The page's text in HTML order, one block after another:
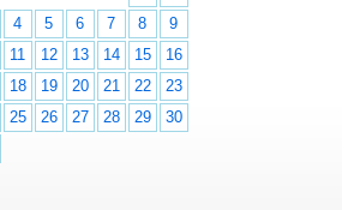
4 5 6 7 8
9
11 12 13 14 15
16
18 19 20 21 22
23
25 26 27 28 29
30